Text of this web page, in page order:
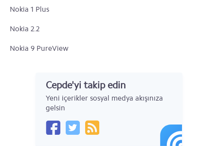
Nokia 1 Plus
Nokia 2.2
Nokia 9 PureView
Cepde'yi takip edin
Yeni içerikler sosyal medya akışınıza
gelsin